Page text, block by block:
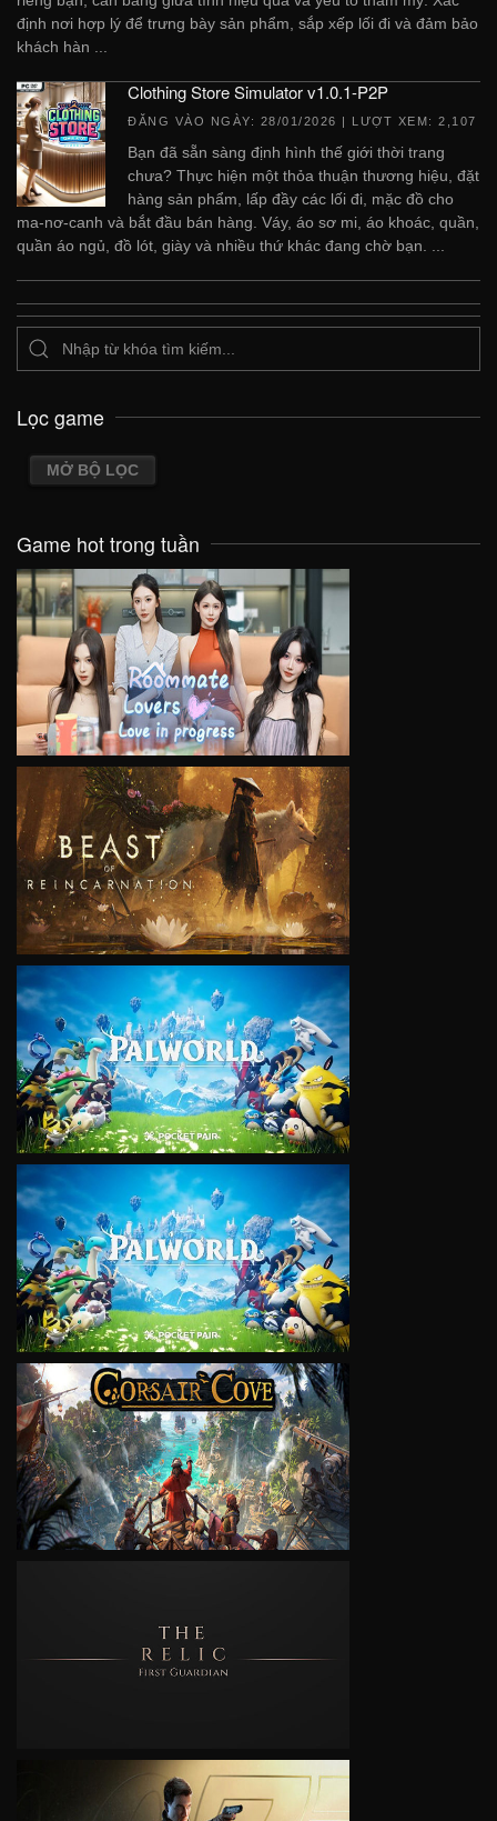
định nơi hợp lý để trưng bày sản phẩm, sắp xếp lối đi và đảm bảo
khách hàn ...
Clothing Store Simulator v1.0.1-P2P
ĐĂNG VÀO NGÀY: 28/01/2026 | LƯỢT XEM: 2,107
Bạn đã sẵn sàng định hình thế giới thời trang
chưa? Thực hiện một thỏa thuận thương hiệu, đặt
hàng sản phẩm, lấp đầy các lối đi, mặc đồ cho
ma-nơ-canh và bắt đầu bán hàng. Váy, áo sơ mi, áo khoác, quần,
quần áo ngủ, đồ lót, giày và nhiều thứ khác đang chờ bạn. ...
Lọc game
MỞ BỘ LỌC
Game hot trong tuần
VIEW
VIEW
VIEW
VIEW
VIEW
VIEW